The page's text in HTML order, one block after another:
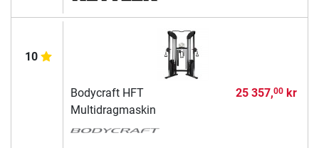
10
Bodycraft HFT
Multidragmaskin
25 357,00kr